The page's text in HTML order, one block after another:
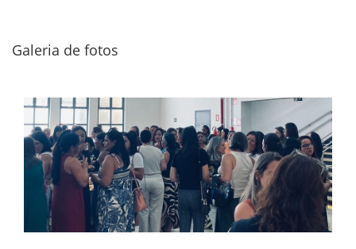
Galeria de fotos